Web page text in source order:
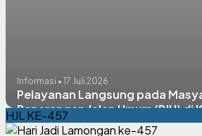
Informasi • 17 Juli 2026
Pelayanan Langsung pada
Penerangan Jalan Umum (PJU) di
Solokuro, & Lamongan
HJL KE-457